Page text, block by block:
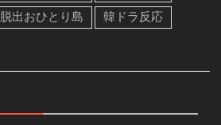
脱出おひとり島
韓ドラ反応